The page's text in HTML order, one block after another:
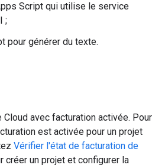
Script qui utilise le service
;
pour générer du texte.
Cloud avec facturation activée. Pour
est activée pour un projet
Vérifier l'état de facturation de
créer un projet et configurer la